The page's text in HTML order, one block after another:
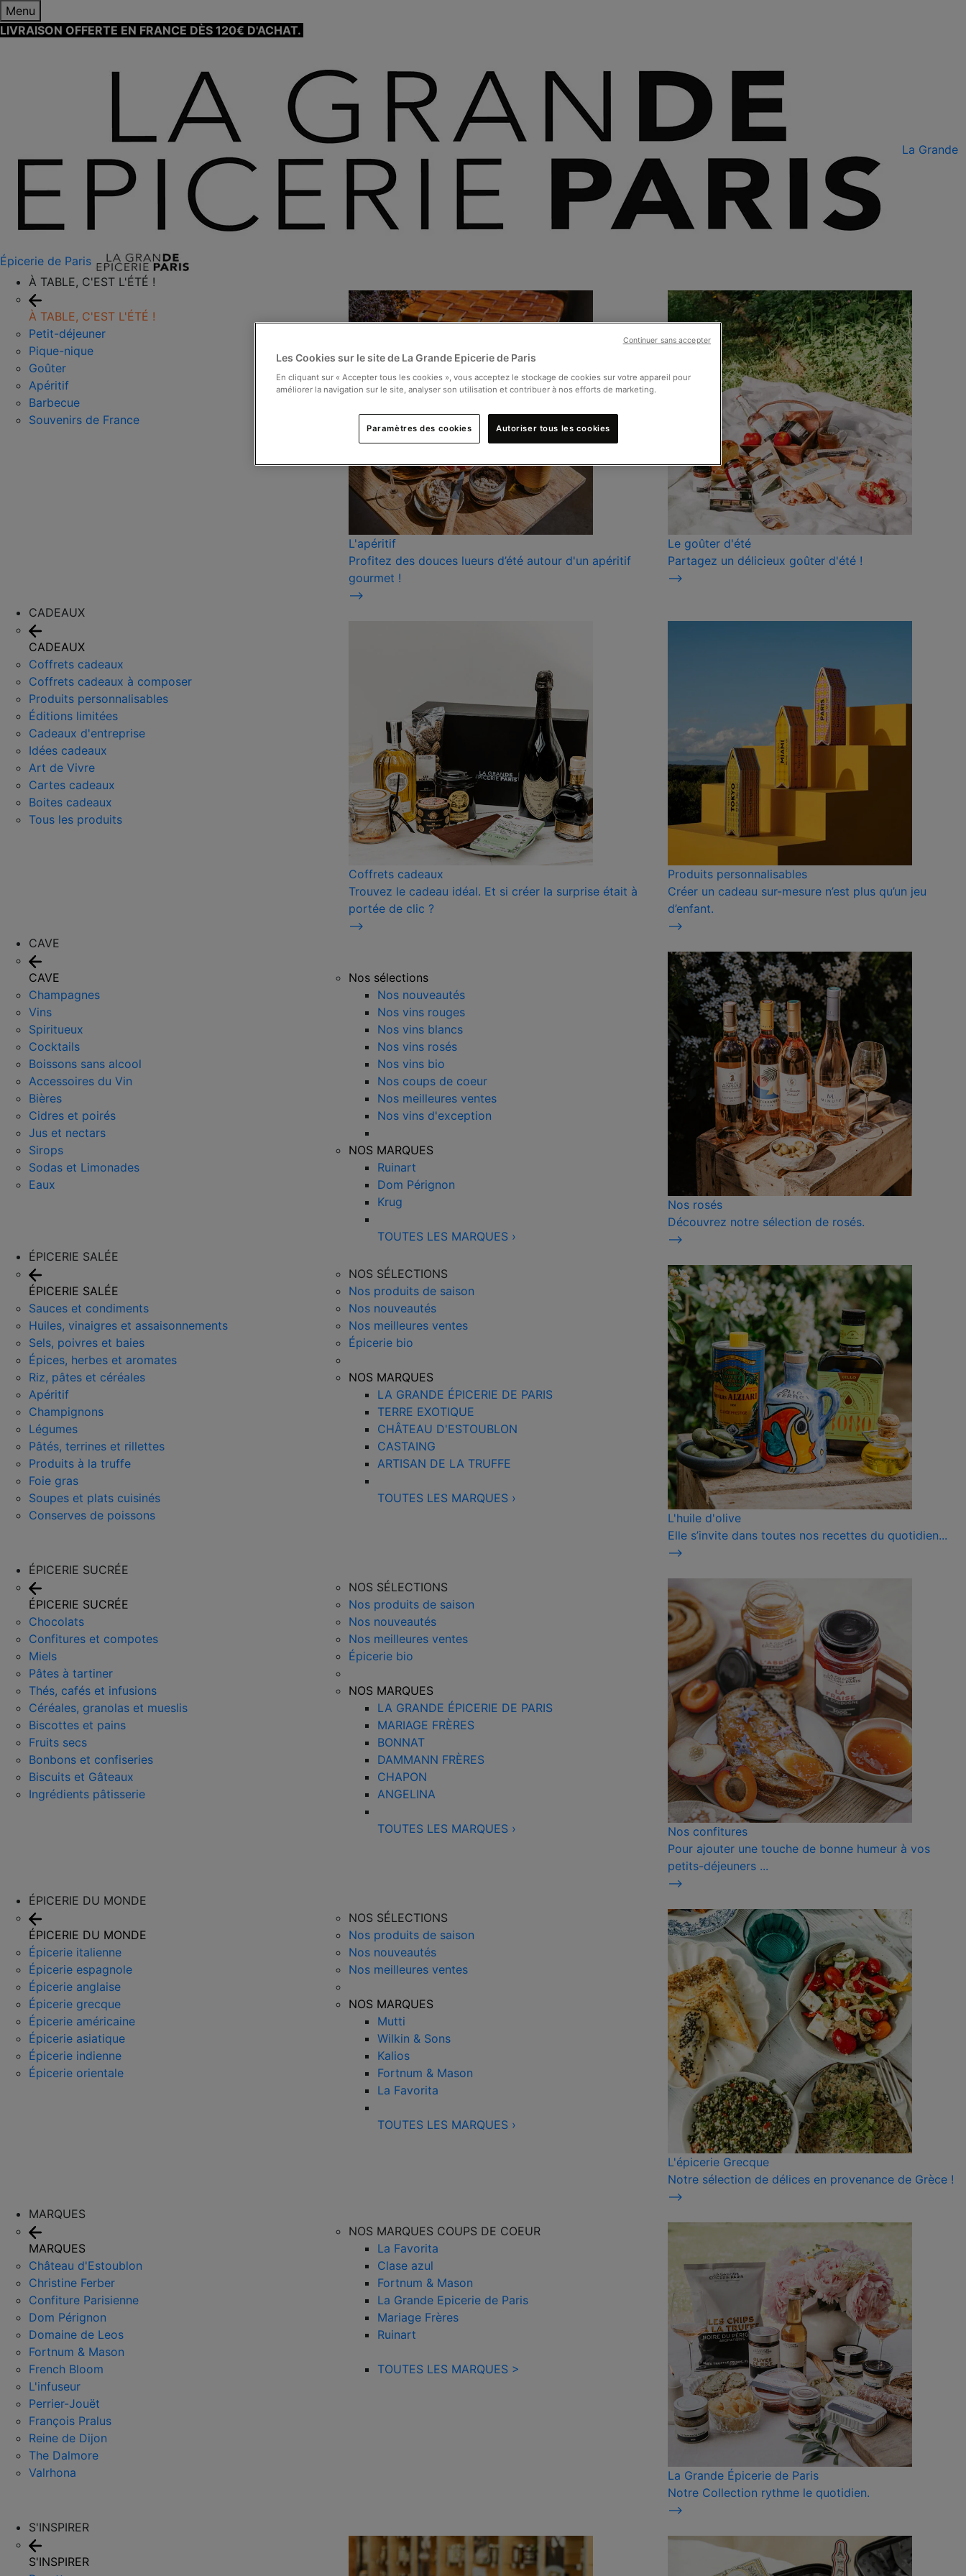
Menu
LIVRAISON OFFERTE EN FRANCE DÈS 120€ D'ACHAT.
La Grande
Épicerie de Paris
À TABLE, C'EST L'ÉTÉ !
À TABLE, C'EST L'ÉTÉ !
Petit-déjeuner
Pique-nique
Goûter
Apéritif
Barbecue
Souvenirs de France
L'apéritif
Profitez des douces lueurs d’été autour d'un apéritif
gourmet !
⟶
Le goûter d'été
Partagez un délicieux goûter d'été !
⟶
CADEAUX
CADEAUX
Coffrets cadeaux
Coffrets cadeaux à composer
Produits personnalisables
Éditions limitées
Cadeaux d'entreprise
Idées cadeaux
Art de Vivre
Cartes cadeaux
Boites cadeaux
Tous les produits
Coffrets cadeaux
Trouvez le cadeau idéal. Et si créer la surprise était à
portée de clic ?
⟶
Produits personnalisables
Créer un cadeau sur-mesure n’est plus qu’un jeu
d’enfant.
⟶
CAVE
CAVE
Champagnes
Vins
Spiritueux
Cocktails
Boissons sans alcool
Accessoires du Vin
Bières
Cidres et poirés
Jus et nectars
Sirops
Sodas et Limonades
Eaux
Nos sélections
Nos nouveautés
Nos vins rouges
Nos vins blancs
Nos vins rosés
Nos vins bio
Nos coups de coeur
Nos meilleures ventes
Nos vins d'exception
NOS MARQUES
Ruinart
Dom Pérignon
Krug
TOUTES LES MARQUES ›
Nos rosés
Découvrez notre sélection de rosés.
⟶
ÉPICERIE SALÉE
ÉPICERIE SALÉE
Sauces et condiments
Huiles, vinaigres et assaisonnements
Sels, poivres et baies
Épices, herbes et aromates
Riz, pâtes et céréales
Apéritif
Champignons
Légumes
Pâtés, terrines et rillettes
Produits à la truffe
Foie gras
Soupes et plats cuisinés
Conserves de poissons
NOS SÉLECTIONS
Nos produits de saison
Nos nouveautés
Nos meilleures ventes
Épicerie bio
NOS MARQUES
LA GRANDE ÉPICERIE DE PARIS
TERRE EXOTIQUE
CHÂTEAU D'ESTOUBLON
CASTAING
ARTISAN DE LA TRUFFE
TOUTES LES MARQUES ›
L'huile d'olive
Elle s’invite dans toutes nos recettes du quotidien...
⟶
ÉPICERIE SUCRÉE
ÉPICERIE SUCRÉE
Chocolats
Confitures et compotes
Miels
Pâtes à tartiner
Thés, cafés et infusions
Céréales, granolas et mueslis
Biscottes et pains
Fruits secs
Bonbons et confiseries
Biscuits et Gâteaux
Ingrédients pâtisserie
NOS SÉLECTIONS
Nos produits de saison
Nos nouveautés
Nos meilleures ventes
Épicerie bio
NOS MARQUES
LA GRANDE ÉPICERIE DE PARIS
MARIAGE FRÈRES
BONNAT
DAMMANN FRÈRES
CHAPON
ANGELINA
TOUTES LES MARQUES ›
Nos confitures
Pour ajouter une touche de bonne humeur à vos
petits-déjeuners ...
⟶
ÉPICERIE DU MONDE
ÉPICERIE DU MONDE
Épicerie italienne
Épicerie espagnole
Épicerie anglaise
Épicerie grecque
Épicerie américaine
Épicerie asiatique
Épicerie indienne
Épicerie orientale
NOS SÉLECTIONS
Nos produits de saison
Nos nouveautés
Nos meilleures ventes
NOS MARQUES
Mutti
Wilkin & Sons
Kalios
Fortnum & Mason
La Favorita
TOUTES LES MARQUES ›
L'épicerie Grecque
Notre sélection de délices en provenance de Grèce !
⟶
MARQUES
MARQUES
Château d'Estoublon
Christine Ferber
Confiture Parisienne
Dom Pérignon
Domaine de Leos
Fortnum & Mason
French Bloom
L'infuseur
Perrier-Jouët
François Pralus
Reine de Dijon
The Dalmore
Valrhona
NOS MARQUES COUPS DE COEUR
La Favorita
Clase azul
Fortnum & Mason
La Grande Epicerie de Paris
Mariage Frères
Ruinart
TOUTES LES MARQUES >
La Grande Épicerie de Paris
Notre Collection rythme le quotidien.
⟶
S'INSPIRER
S'INSPIRER
Les Cookies sur le site de La Grande Epicerie de Paris
En cliquant sur « Accepter tous les cookies », vous acceptez le stockage de cookies sur votre appareil pour
améliorer la navigation sur le site, analyser son utilisation et contribuer à nos efforts de marketing.
Paramètres des cookies Autoriser tous les cookies
Continuer sans accepter